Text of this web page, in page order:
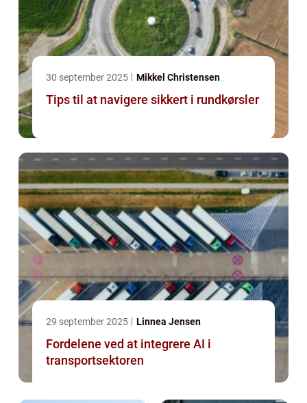
30 september 2025 Mikkel Christensen
Tips til at navigere sikkert i rundkørsler
29 september 2025 Linnea Jensen
Fordelene ved at integrere AI i
transportsektoren